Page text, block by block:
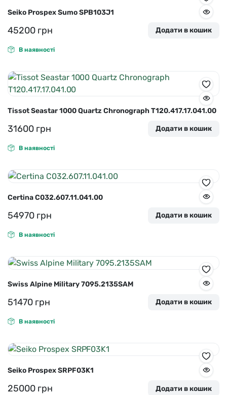
Seiko Prospex Sumo SPB103J1
45200 грн Додати в кошик
В наявності
Tissot Seastar 1000 Quartz Chronograph T120.417.17.041.00
31600 грн Додати в кошик
В наявності
Certina C032.607.11.041.00
54970 грн Додати в кошик
В наявності
Swiss Alpine Military 7095.2135SAM
51470 грн Додати в кошик
В наявності
Seiko Prospex SRPF03K1
25000 грн Додати в кошик